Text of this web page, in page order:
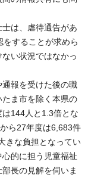
は、虐待通告があ
することが求めら
い状況ではなかっ
報を受けた後の職
ま市を除く本県の
144人と1.3倍とな
ら27年度は6,683件
きな負担となってい
的に担う児童福祉
長の見解を伺いま